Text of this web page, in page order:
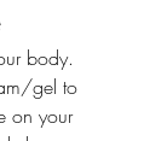
body.
gel to
on your